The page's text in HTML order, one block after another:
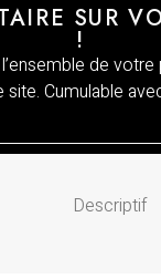
SUR
!
de
Cumulable
Descriptif